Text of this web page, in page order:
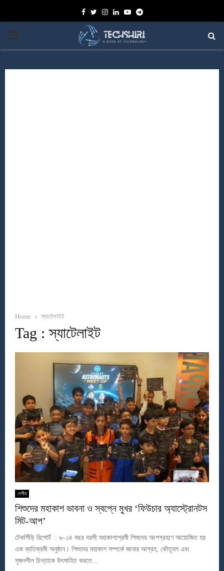
Facebook
TwitterInstagram
Linkedin
YoutubeTelegram
PRIMARY
Home স্যাটেলাইট
Tag : স্যাটেলাইট
দেশীয়
শিশুদের মহাকাশ ভাবনা ও স্বপ্নে মুখর ‘ফিউচার অ্যাস্ট্রোনটস
মিট-আপ’
টেকসিঁড়ি রিপোর্ট : ৬–১৪ বছর বয়সী মহাকাশপ্রেমী শিশুদের অংশগ্রহণে আয়োজিত হয়
এক ব্যতিক্রমী অনুষ্ঠান। শিশুদের মহাকাশ সম্পর্কে জানার আগ্রহ, কৌতূহল এবং
সৃজনশীল চিন্তাকে উৎসাহিত করতে...